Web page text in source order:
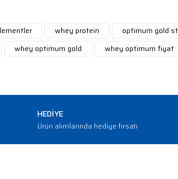
whey protein optimum gold
whey optimum gold whey optimum fiyat
HEDİYE
Ürün alımlarında hediye fırsatı